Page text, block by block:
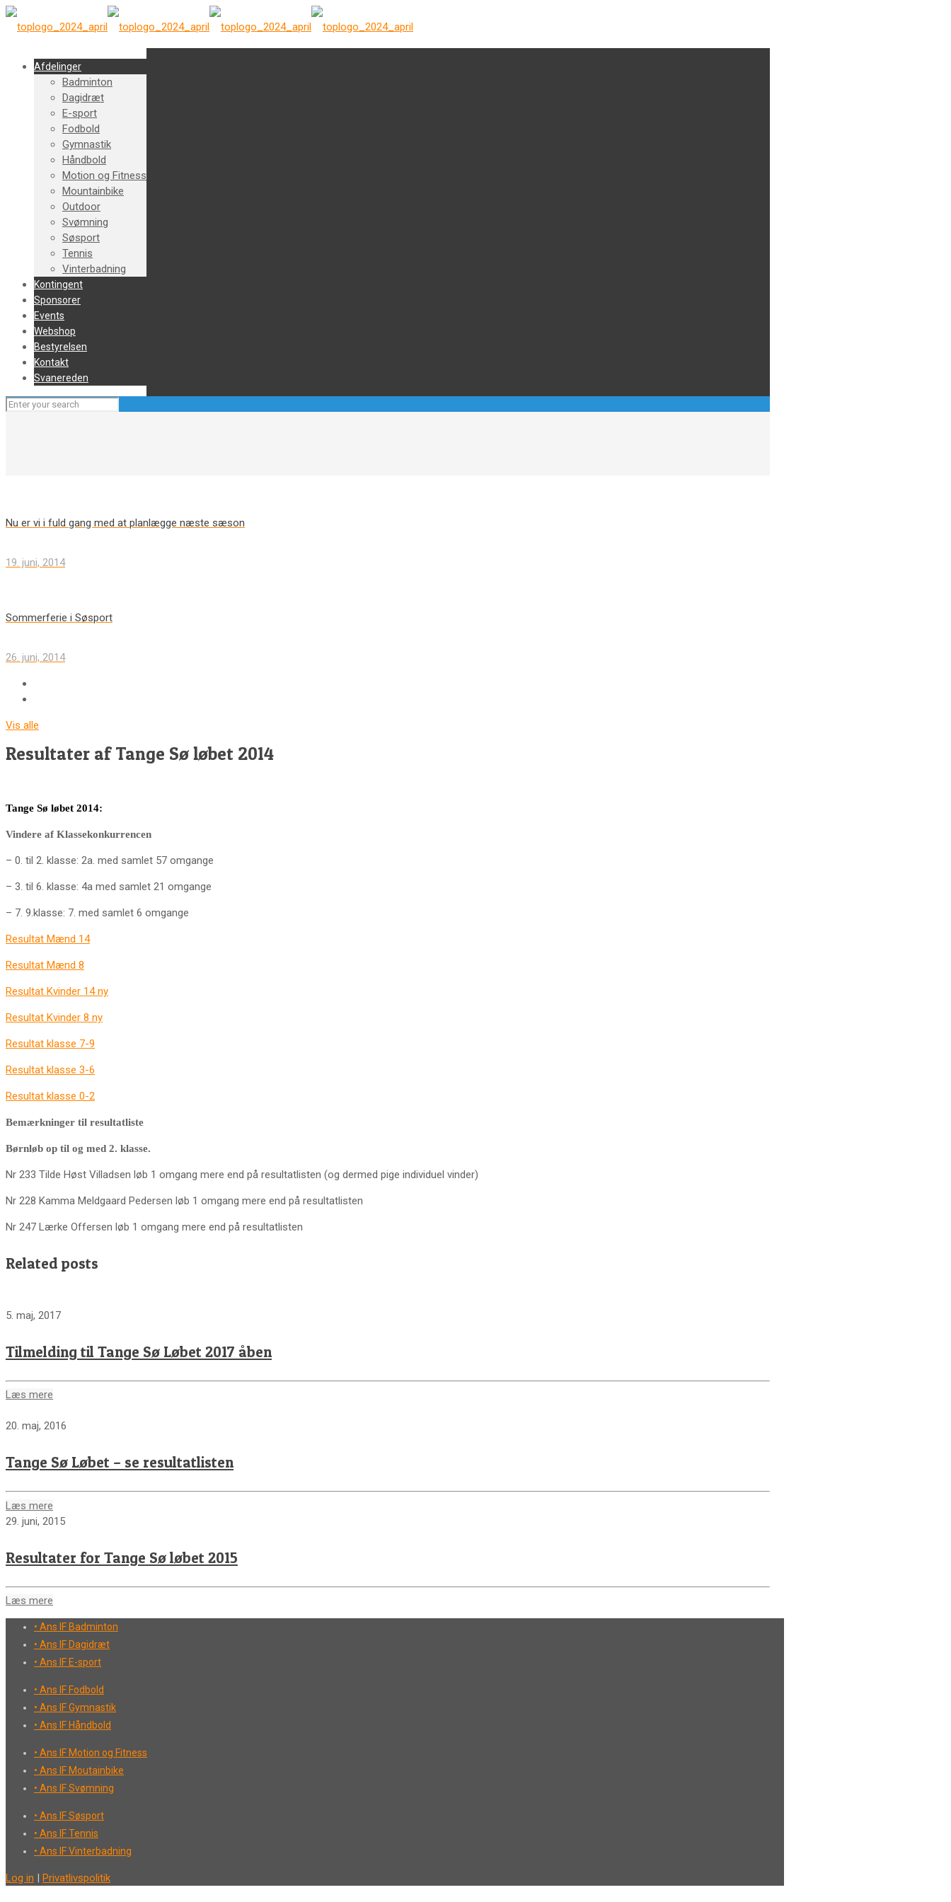
Afdelinger
Badminton
Dagidræt
E-sport
Fodbold
Gymnastik
Håndbold
Motion og Fitness
Mountainbike
Outdoor
Svømning
Søsport
Tennis
Vinterbadning
Kontingent
Sponsorer
Events
Webshop
Bestyrelsen
Kontakt
Svanereden
Nu er vi i fuld gang med at planlægge næste sæson
19. juni, 2014
Sommerferie i Søsport
26. juni, 2014
Vis alle
Resultater af Tange Sø løbet 2014
Tange Sø løbet 2014:
Vindere af Klassekonkurrencen
– 0. til 2. klasse: 2a. med samlet 57 omgange
– 3. til 6. klasse: 4a med samlet 21 omgange
– 7. 9.klasse: 7. med samlet 6 omgange
Resultat Mænd 14
Resultat Mænd 8
Resultat Kvinder 14 ny
Resultat Kvinder 8 ny
Resultat klasse 7-9
Resultat klasse 3-6
Resultat klasse 0-2
Bemærkninger til resultatliste
Børnløb op til og med 2. klasse.
Nr 233 Tilde Høst Villadsen løb 1 omgang mere end på resultatlisten (og dermed pige individuel vinder)
Nr 228 Kamma Meldgaard Pedersen løb 1 omgang mere end på resultatlisten
Nr 247 Lærke Offersen løb 1 omgang mere end på resultatlisten
Related posts
5. maj, 2017
Tilmelding til Tange Sø Løbet 2017 åben
Læs mere
20. maj, 2016
Tange Sø Løbet – se resultatlisten
Læs mere
29. juni, 2015
Resultater for Tange Sø løbet 2015
Læs mere
• Ans IF Badminton
• Ans IF Dagidræt
• Ans IF E-sport
• Ans IF Fodbold
• Ans IF Gymnastik
• Ans IF Håndbold
• Ans IF Motion og Fitness
• Ans IF Moutainbike
• Ans IF Svømning
• Ans IF Søsport
• Ans IF Tennis
• Ans IF Vinterbadning
Log in | Privatlivspolitik